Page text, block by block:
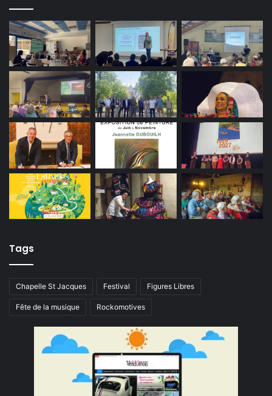
Tags
Chapelle St Jacques Festival Figures Libres
Fête de la musique Rockomotives